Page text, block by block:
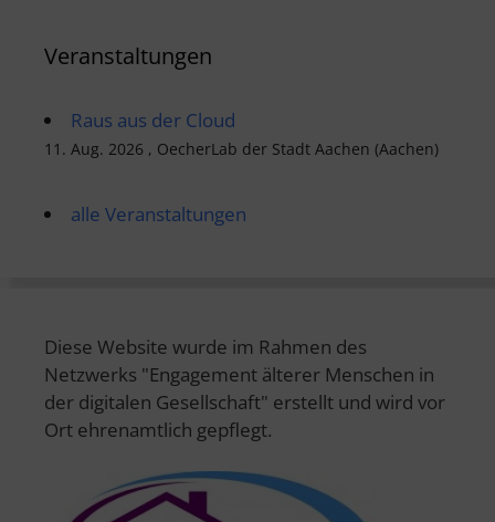
Veranstaltungen
Raus aus der Cloud
11. Aug. 2026 , OecherLab der Stadt Aachen (Aachen)
alle Veranstaltungen
Diese Website wurde im Rahmen des
Netzwerks "Engagement älterer Menschen in
der digitalen Gesellschaft" erstellt und wird vor
Ort ehrenamtlich gepflegt.